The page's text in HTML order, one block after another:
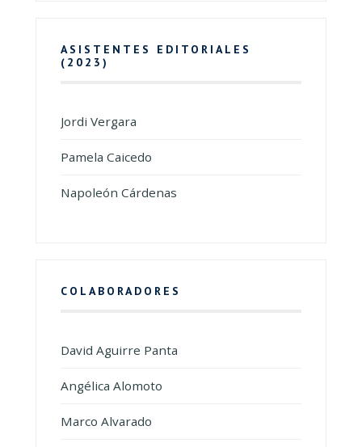
ASISTENTES EDITORIALES
(2023)
Jordi Vergara
Pamela Caicedo
Napoleón Cárdenas
COLABORADORES
David Aguirre Panta
Angélica Alomoto
Marco Alvarado